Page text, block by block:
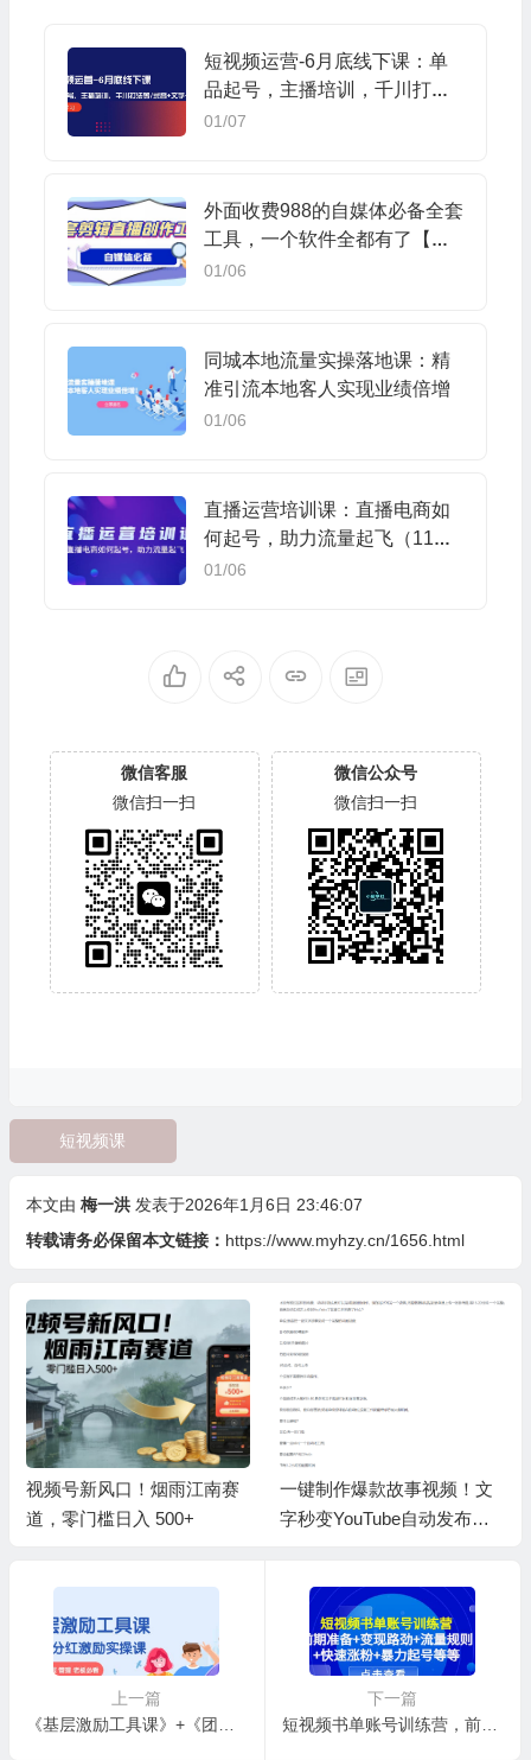
短视频运营-6月底线下课：单
品起号，主播培训，千川打法
等/录音+文字+课件
01/07
外面收费988的自媒体必备全套
工具，一个软件全都有了【永
久软件+详细教程】
01/06
同城本地流量实操落地课：精
准引流本地客人实现业绩倍增
01/06
直播运营培训课：直播电商如
何起号，助力流量起飞（11节
课）
01/06
微信客服
微信扫一扫
微信公众号
微信扫一扫
短视频课
本文由 梅一洪 发表于2026年1月6日 23:46:07
转载请务必保留本文链接： https://www.myhzy.cn/1656.html
视频号新风口！烟雨江南赛
道，零门槛日入 500+
一键制作爆款故事视频！文
字秒变YouTube自动发布的
上一篇
下一篇
短视频书单账号训练营，前期准备+变现路劲+流量规则+快速涨粉+暴力起号等等